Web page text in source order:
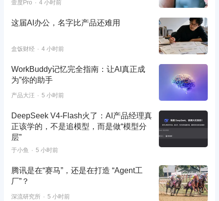
壹度Pro 4 小时前
这届AI办公，名字比产品还难用
盒饭财经 4 小时前
WorkBuddy记忆完全指南：让AI真正成
为”你的助手
产品大汪 5 小时前
DeepSeek V4-Flash火了：AI产品经理真
正该学的，不是追模型，而是做“模型分
层”
于小鱼 5 小时前
腾讯是在“赛马”，还是在打造 “Agent工
厂”？
深流研究所 5 小时前